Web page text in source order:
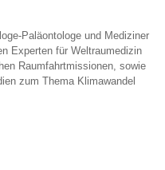
Paläontologe und Mediziner
Experten für Weltraumedizin
Raumfahrtmissionen, sowie
zum Thema Klimawandel